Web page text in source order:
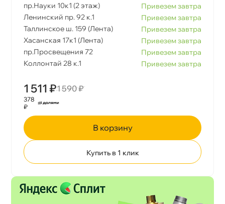
пр.Науки 10к1 (2 этаж)
Привезем завтра
Ленинский пр. 92 к.1
Привезем завтра
Таллинское ш. 159 (Лента)
Привезем завтра
Хасанская 17к1 (Лента)
Привезем завтра
пр.Просвещения 72
Привезем завтра
Коллонтай 28 к.1
Привезем завтра
1 511 ₽1 590 ₽
378
₽
корзину
Купить в 1 клик